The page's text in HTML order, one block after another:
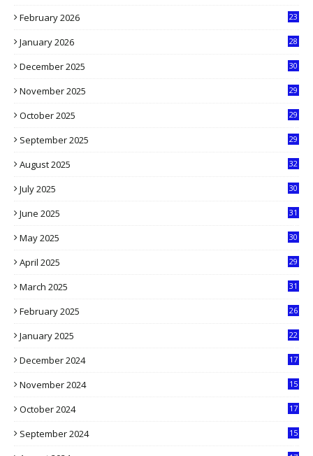
February 2026
23
January 2026
28
December 2025
30
November 2025
29
October 2025
29
September 2025
29
August 2025
32
July 2025
30
June 2025
31
May 2025
30
April 2025
29
March 2025
31
February 2025
26
January 2025
22
December 2024
17
November 2024
15
October 2024
17
September 2024
15